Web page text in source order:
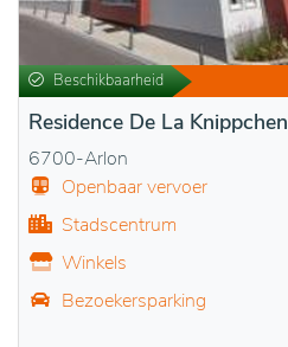
Beschikbaarheid
Residence De La Knippchen
6700-Arlon
Openbaar vervoer
Stadscentrum
Winkels
Bezoekersparking